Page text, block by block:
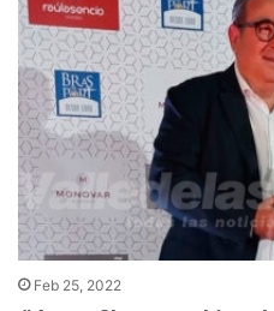
Feb 25, 2022